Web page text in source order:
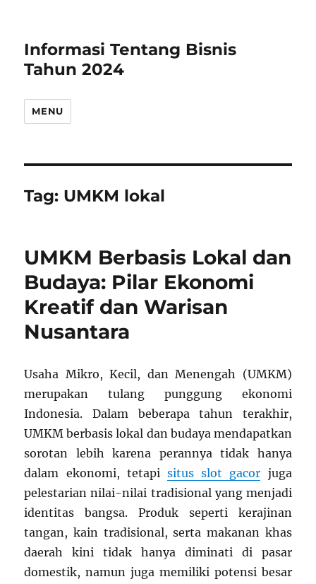
Informasi Tentang Bisnis
Tahun 2024
MENU
Tag: UMKM lokal
UMKM Berbasis Lokal dan
Budaya: Pilar Ekonomi
Kreatif dan Warisan
Nusantara
Usaha Mikro, Kecil, dan Menengah (UMKM)
merupakan tulang punggung ekonomi
Indonesia. Dalam beberapa tahun terakhir,
UMKM berbasis lokal dan budaya mendapatkan
sorotan lebih karena perannya tidak hanya
dalam ekonomi, tetapi situs slot gacor juga
pelestarian nilai-nilai tradisional yang menjadi
identitas bangsa. Produk seperti kerajinan
tangan, kain tradisional, serta makanan khas
daerah kini tidak hanya diminati di pasar
domestik, namun juga memiliki potensi besar